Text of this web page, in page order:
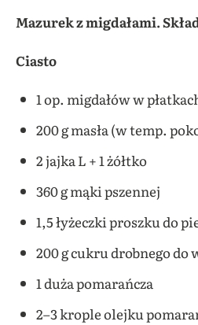
Mazurek z migdałami.
Ciasto
1 op. migdałów w
200 g masła (w temp.
2 jajka L + 1 żółtko
360 g mąki pszennej
1,5 łyżeczki proszku do
200 g cukru drobnego do
1 duża pomarańcza
2–3 krople olejku